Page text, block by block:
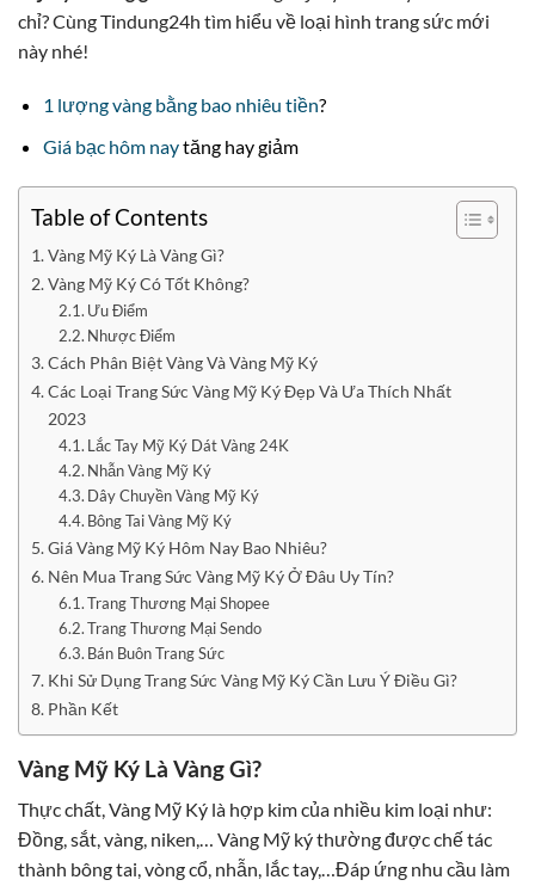
chỉ? Cùng Tindung24h tìm hiểu về loại hình trang sức mới
này nhé!
1 lượng vàng bằng bao nhiêu tiền?
Giá bạc hôm naytăng hay giảm
Table of Contents
Vàng Mỹ Ký Là Vàng Gì?
Vàng Mỹ Ký Có Tốt Không?
Ưu Điểm
Nhược Điểm
Cách Phân Biệt Vàng Và Vàng Mỹ Ký
Các Loại Trang Sức Vàng Mỹ Ký Đẹp Và Ưa Thích Nhất
2023
Lắc Tay Mỹ Ký Dát Vàng 24K
Nhẫn Vàng Mỹ Ký
Dây Chuyền Vàng Mỹ Ký
Bông Tai Vàng Mỹ Ký
Giá Vàng Mỹ Ký Hôm Nay Bao Nhiêu?
Nên Mua Trang Sức Vàng Mỹ Ký Ở Đâu Uy Tín?
Trang Thương Mại Shopee
Trang Thương Mại Sendo
Bán Buôn Trang Sức
Khi Sử Dụng Trang Sức Vàng Mỹ Ký Cần Lưu Ý Điều Gì?
Phần Kết
Vàng Mỹ Ký Là Vàng Gì?
Thực chất, Vàng Mỹ Ký là hợp kim của nhiều kim loại như:
Đồng, sắt, vàng, niken,… Vàng Mỹ ký thường được chế tác
thành bông tai, vòng cổ, nhẫn, lắc tay,…Đáp ứng nhu cầu làm